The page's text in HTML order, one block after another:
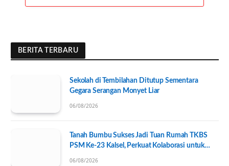
BERITA TERBARU
Sekolah di Tembilahan Ditutup Sementara
Gegara Serangan Monyet Liar
06/08/2026
Tanah Bumbu Sukses Jadi Tuan Rumah TKBS
PSM Ke-23 Kalsel, Perkuat Kolaborasi untuk
06/08/2026